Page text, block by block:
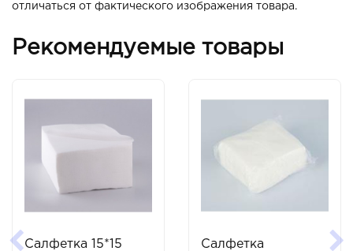
отличаться от фактического изображения товара.
Рекомендуемые товары
Салфетка 15*15
Салфетка